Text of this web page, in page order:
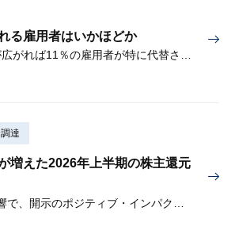
る雇用者はいかほどか
達
増えた2026年上半期の株主還元
株式相場の上昇の影響で、開示のポジティブ・インパクトは低下